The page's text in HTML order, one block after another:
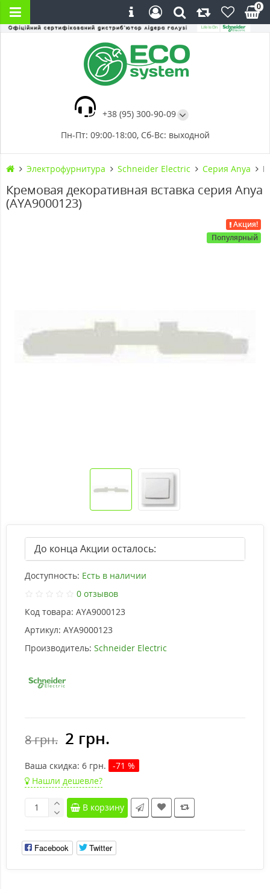
+38 (95) 300-90-09
Пн-Пт: 09:00-18:00, Сб-Вс: выходной
0
Электрофурнитура Schneider Electric Серия Anya
Кремовая декоративная вставка серия Anya
(AYA9000123)
Акция!
Популярный
До конца Акции осталось:
Доступность: Есть в наличии
0 отзывов
Код товара: AYA9000123
Артикул: AYA9000123
Производитель: Schneider Electric
8 грн. 2 грн.
Ваша cкидка: 6 грн.
-71 %
Нашли дешевле?
В корзину
Facebook Twitter